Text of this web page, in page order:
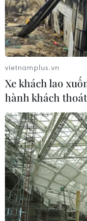
Bác sỹ vượt biển
thuyền viên người
quỵ
04/08/2026 13:21
Tháo gỡ "điểm
tế tăng tốc chuyển
04/08/2026 08:08
Bộ Y tế ban hành
thương tích giai
04/08/2026 07:41
Hệ thống y tế đa
vietnamplus.vn
Xe khách lao
hành khách